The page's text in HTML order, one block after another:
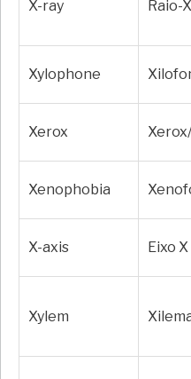
X-ray Raio-X
Xylophone
Xerox
Xenophobia
X-axis Eixo X
Xylem